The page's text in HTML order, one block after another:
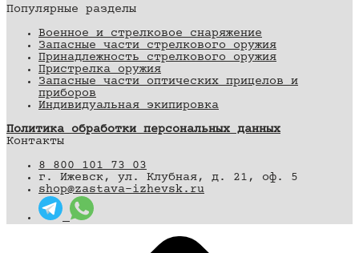
Популярные разделы
Военное и стрелковое снаряжение
Запасные части стрелкового оружия
Принадлежность стрелкового оружия
Пристрелка оружия
Запасные части оптических прицелов и
приборов
Индивидуальная экипировка
Политика обработки персональных данных
Контакты
8 800 101 73 03
г. Ижевск, ул. Клубная, д. 21, оф. 5
shop@zastava-izhevsk.ru